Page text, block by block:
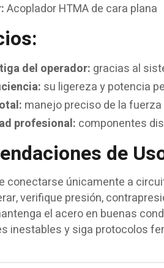
Acoplador HTMA de cara plana
del operador: gracias al
su ligereza y potencia
manejo preciso de la
profesional: componentes
de
conectarse únicamente a
verifique presión,
el acero en buenas
inestables y siga protocolos